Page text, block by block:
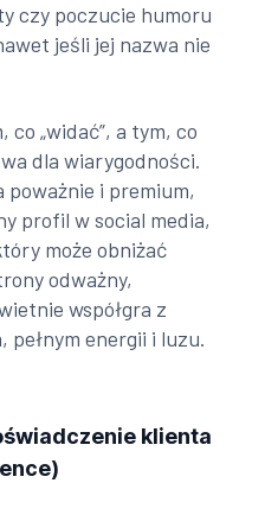
czy poczucie humoru
jeśli jej nazwa nie
„widać”, a tym, co
dla wiarygodności.
poważnie i premium,
profil w social media,
może obniżać
odważny,
współgra z
pełnym energii i luzu.
klienta